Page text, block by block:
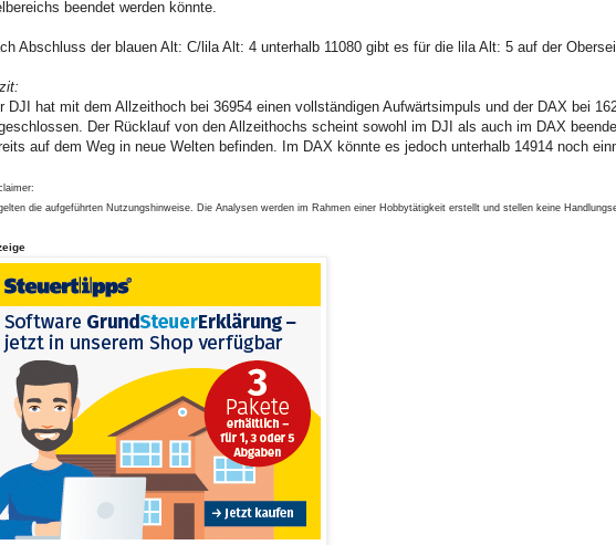
beendet werden könnte.
Abschluss der blauen Alt: C/lila Alt: 4 unterhalb 11080 gibt es für die lila Alt: 5 auf der
DJI hat mit dem Allzeithoch bei 36954 einen vollständigen Aufwärtsimpuls und der DAX bei
Der Rücklauf von den Allzeithochs scheint sowohl im DJI als auch im DAX
auf dem Weg in neue Welten befinden. Im DAX könnte es jedoch unterhalb 14914 noch
die aufgeführten Nutzungshinweise. Die Analysen werden im Rahmen einer Hobbytätigkeit erstellt und stellen keine